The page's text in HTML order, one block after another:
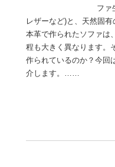
ファ
レザーなど)と、天然固有
本革で作られたソファは
程も大きく異なります。
作られているのか？今回
介します。……